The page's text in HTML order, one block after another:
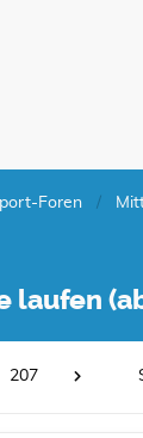
Foren
laufen
207